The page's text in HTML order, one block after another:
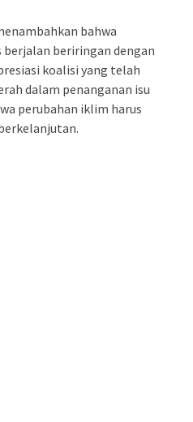
bahwa
beriringan dengan
koalisi yang telah
dalam penanganan isu
perubahan iklim harus